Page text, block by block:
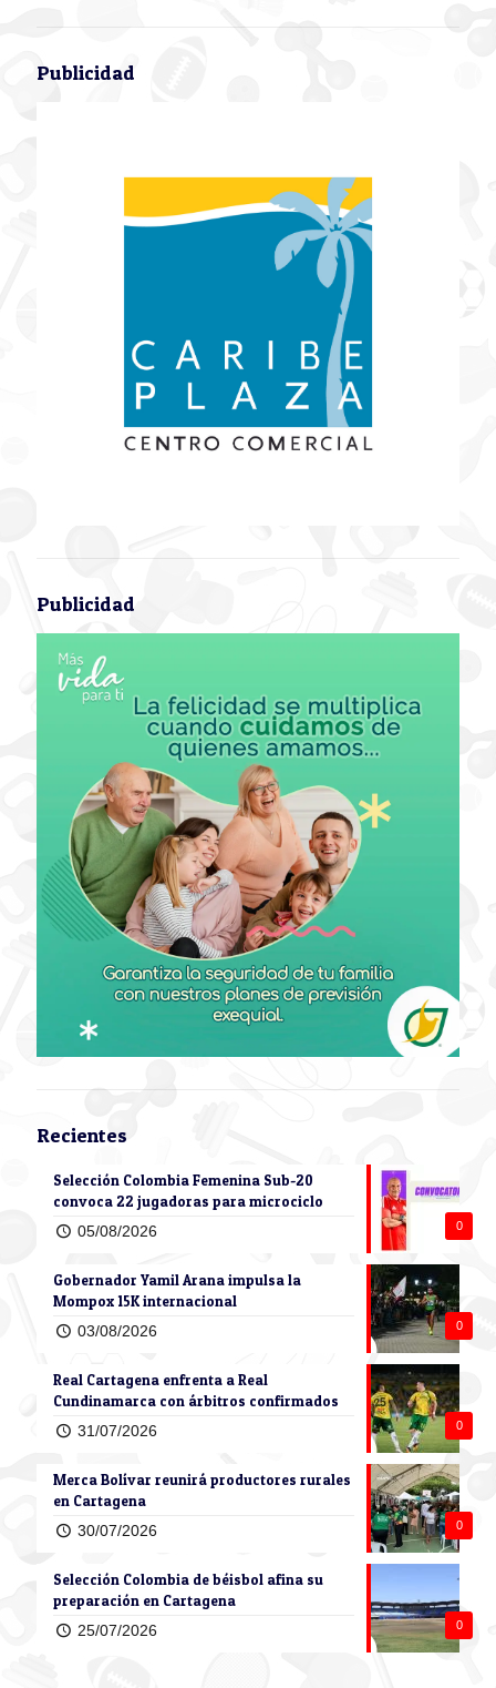
Publicidad
Publicidad
Recientes
0
Selección Colombia Femenina Sub-20
convoca 22 jugadoras para microciclo
05/08/2026
0
Gobernador Yamil Arana impulsa la
Mompox 15K internacional
03/08/2026
0
Real Cartagena enfrenta a Real
Cundinamarca con árbitros confirmados
31/07/2026
0
Merca Bolívar reunirá productores rurales
en Cartagena
30/07/2026
0
Selección Colombia de béisbol afina su
preparación en Cartagena
25/07/2026